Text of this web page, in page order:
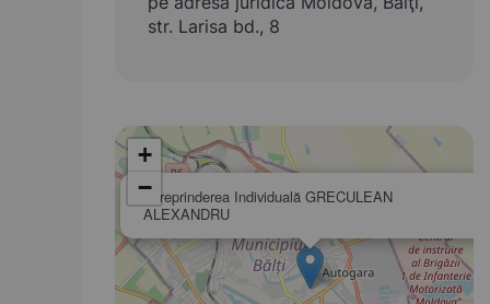
str. Larisa bd., 8
Întreprinderea Individuală GRECULEAN
ALEXANDRU
+
−